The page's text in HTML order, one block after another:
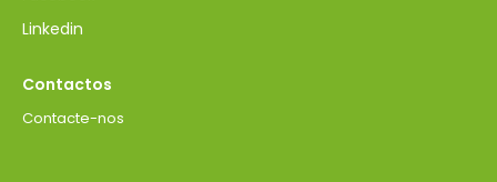
Linkedin
Contactos
Contacte-nos